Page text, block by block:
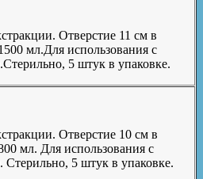
Отверстие 11 см в
мл.Для использования с
5 штук в упаковке.
Отверстие 10 см в
мл. Для использования с
Стерильно, 5 штук в упаковке.